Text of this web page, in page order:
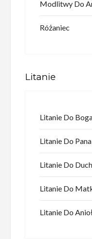
Modlitwy Do
Różaniec
Litanie
Litanie Do
Litanie Do
Litanie Do
Litanie Do
Litanie Do